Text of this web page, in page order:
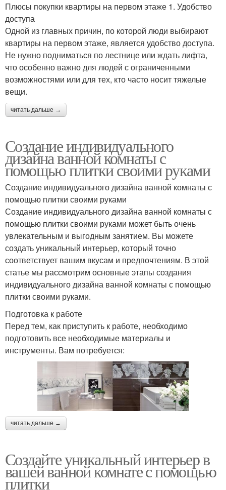
Плюсы покупки квартиры на первом этаже 1. Удобство
доступа
Одной из главных причин, по которой люди выбирают
квартиры на первом этаже, является удобство доступа.
Не нужно подниматься по лестнице или ждать лифта,
что особенно важно для людей с ограниченными
возможностями или для тех, кто часто носит тяжелые
вещи.
читать дальше →
Создание индивидуального
дизайна ванной комнаты с
помощью плитки своими руками
Создание индивидуального дизайна ванной комнаты с
помощью плитки своими руками
Создание индивидуального дизайна ванной комнаты с
помощью плитки своими руками может быть очень
увлекательным и выгодным занятием. Вы можете
создать уникальный интерьер, который точно
соответствует вашим вкусам и предпочтениям. В этой
статье мы рассмотрим основные этапы создания
индивидуального дизайна ванной комнаты с помощью
плитки своими руками.
Подготовка к работе
Перед тем, как приступить к работе, необходимо
подготовить все необходимые материалы и
инструменты. Вам потребуется:
читать дальше →
Создайте уникальный интерьер в
вашей ванной комнате с помощью
плитки